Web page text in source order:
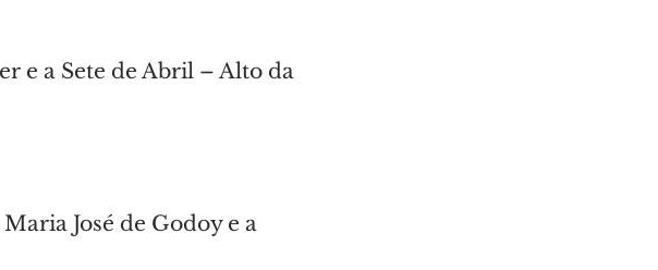
e a Sete de Abril – Alto da
José de Godoy e a